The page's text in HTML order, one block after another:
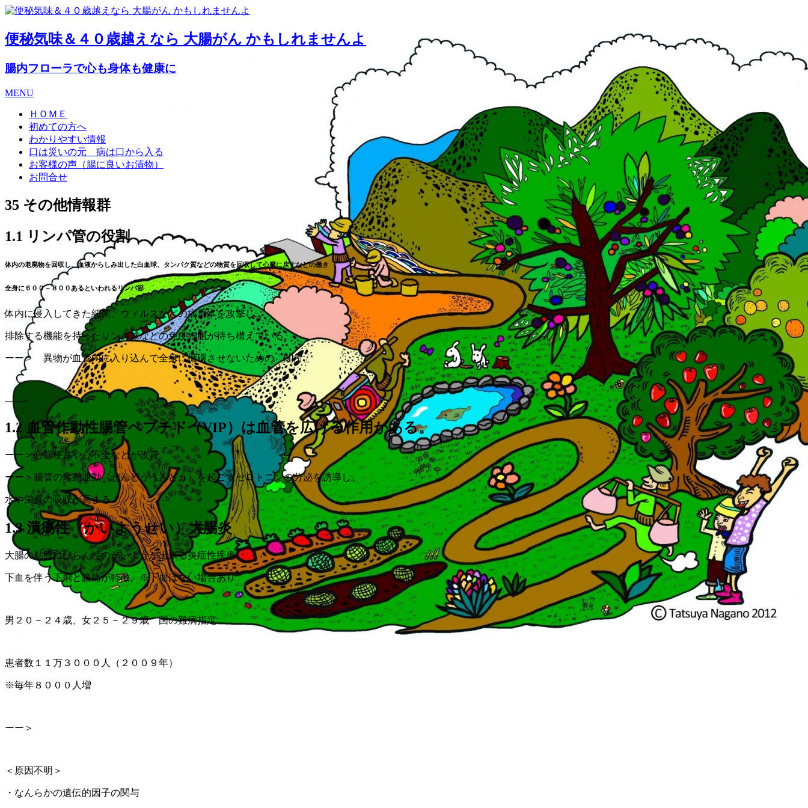
便秘気味＆４０歳越えなら 大腸がん かもしれませんよ
腸内フローラで心も身体も健康に
MENU
ＨＯＭＥ
初めての方へ
わかりやすい情報
口は災いの元 病は口から入る
お客様の声（腸に良いお漬物）
お問合せ
35 その他情報群
1.1 リンパ管の役割
体内の老廃物を回収し、血液からしみ出した白血球、タンパク質などの物質を回収して心臓に戻すなどの働き
全身に６００－８００あるといわれるリンパ節
体内に侵入してきた細菌、ウィルスなどの病原体を攻撃し、
排除する機能を持ったリンパ球などの免疫細胞が待ち構えている。
ーー＞ 異物が血管内に入り込んで全身に循環させないための「関所」
——-
1.2 血管作動性腸管ペプチド（VIP）は血管を広げる作用がある。
ーー＞心筋梗塞や心不全などが改善
ーー＞腸管の蠕動運動（ぜんどううんどう）を起こすセロトニンの分泌を誘導し、
水や栄養の吸収が高まる
1.3 潰瘍性（かいようせい）大腸炎
大腸の粘膜にびらん性のかいようが出来る炎症性疾患。
下血を伴う下痢と腹痛が特徴。※下血はない場合あり
男２０－２４歳、女２５－２９歳 国の難病指定
患者数１１万３０００人（２００９年）
※毎年８０００人増
ーー＞
＜原因不明＞
・なんらかの遺伝的因子の関与